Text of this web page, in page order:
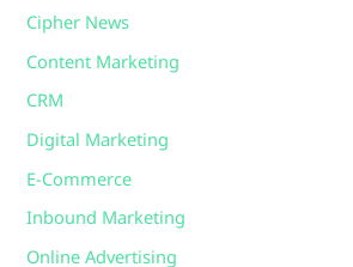
Cipher News
Content Marketing
CRM
Digital Marketing
E-Commerce
Inbound Marketing
Online Advertising